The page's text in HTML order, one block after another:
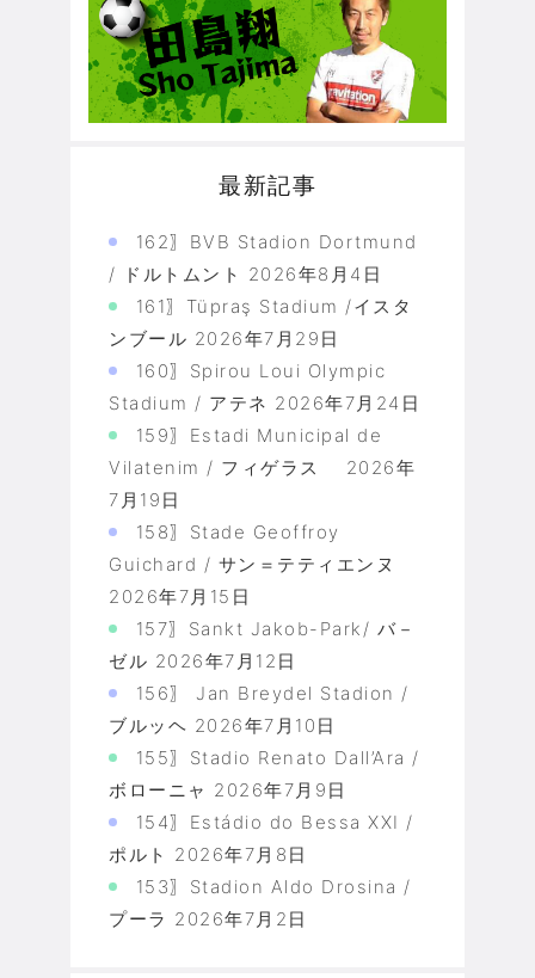
最新記事
162〗BVB Stadion Dortmund
/ ドルトムント 2026年8月4日
161〗Tüpraş Stadium /イスタ
ンブール 2026年7月29日
160〗Spirou Loui Olympic
Stadium / アテネ 2026年7月24日
159〗Estadi Municipal de
Vilatenim / フィゲラス
2026年
7月19日
158〗Stade Geoffroy
Guichard / サン＝テティエンヌ
2026年7月15日
157〗Sankt Jakob-Park/ バ－
ゼル 2026年7月12日
156〗 Jan Breydel Stadion /
ブルッヘ 2026年7月10日
155〗Stadio Renato Dall’Ara /
ボローニャ 2026年7月9日
154〗Estádio do Bessa XXI /
ポルト 2026年7月8日
153〗Stadion Aldo Drosina /
プーラ 2026年7月2日